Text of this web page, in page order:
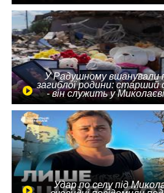
У Радушному вшанували
загиблої родини: старший
- він служить у
Удар по селу під